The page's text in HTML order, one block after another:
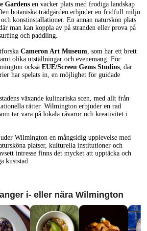
Gardensen vacker plats med frodiga landskap
botaniska trädgården erbjuder en fridfull miljö
konstinstallationer. En annan naturskön plats
man kan koppla av på stranden eller prova på
och paddling.
Cameron Art Museum, som har ett brett
olika utställningar och evenemang. För
också EUE/Screen Gems Studios, där
har spelats in, en möjlighet för guidade
växande kulinariska scen, med allt från
rätter. Wilmington erbjuder en rad
tar vara på lokala råvaror och kreativitet i
Wilmington en mångsidig upplevelse med
platser, kulturella institutioner och
intresse finns det mycket att upptäcka och
kuststad.
i- eller nära Wilmington